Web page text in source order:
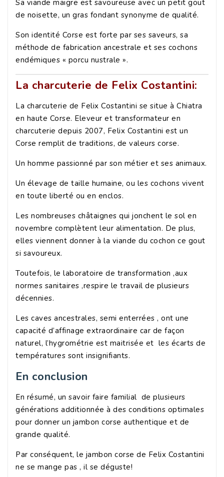
Sa viande maigre est savoureuse avec un petit gout
de noisette, un gras fondant synonyme de qualité.
Son identité Corse est forte par ses saveurs, sa
méthode de fabrication ancestrale et ses cochons
endémiques « porcu nustrale ».
La charcuterie de Felix Costantini:
La charcuterie de Felix Costantini se situe à Chiatra
en haute Corse. Eleveur et transformateur en
charcuterie depuis 2007, Felix Costantini est un
Corse remplit de traditions, de valeurs corse.
Un homme passionné par son métier et ses animaux.
Un élevage de taille humaine, ou les cochons vivent
en toute liberté ou en enclos.
Les nombreuses châtaignes qui jonchent le sol en
novembre complètent leur alimentation. De plus,
elles viennent donner à la viande du cochon ce gout
si savoureux.
Toutefois, le laboratoire de transformation ,aux
normes sanitaires ,respire le travail de plusieurs
décennies.
Les caves ancestrales, semi enterrées , ont une
capacité d’affinage extraordinaire car de façon
naturel, l’hygrométrie est maitrisée et les écarts de
températures sont insignifiants.
En conclusion
En résumé, un savoir faire familial de plusieurs
générations additionnée à des conditions optimales
pour donner un jambon corse authentique et de
grande qualité.
Par conséquent, le jambon corse de Felix Costantini
ne se mange pas , il se déguste!